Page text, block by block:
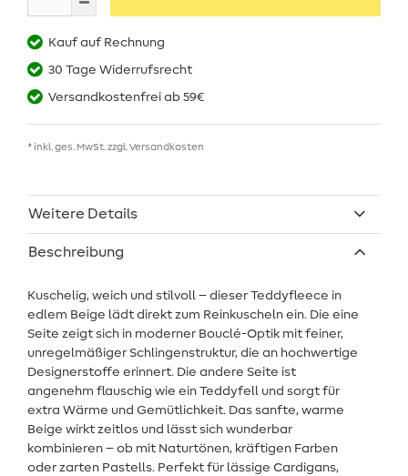
Kauf auf Rechnung
30 Tage Widerrufsrecht
Versandkostenfrei ab 59€
* inkl. ges. MwSt. zzgl. Versandkosten
Weitere Details
Beschreibung
Kuschelig, weich und stilvoll – dieser Teddyfleece in
edlem Beige lädt direkt zum Reinkuscheln ein. Die eine
Seite zeigt sich in moderner Bouclé-Optik mit feiner,
unregelmäßiger Schlingenstruktur, die an hochwertige
Designerstoffe erinnert. Die andere Seite ist
angenehm flauschig wie ein Teddyfell und sorgt für
extra Wärme und Gemütlichkeit. Das sanfte, warme
Beige wirkt zeitlos und lässt sich wunderbar
kombinieren – ob mit Naturtönen, kräftigen Farben
oder zarten Pastells. Perfekt für lässige Cardigans,